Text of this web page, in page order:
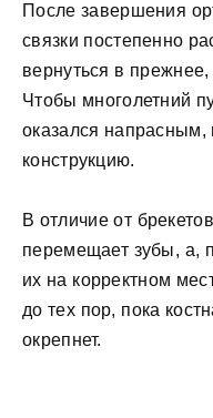
После завершения
связки постепенно
вернуться в
Чтобы многолетний
оказался напрасным,
конструкцию.
В отличие от
перемещает зубы, а,
их на корректном
до тех пор, пока
окрепнет.